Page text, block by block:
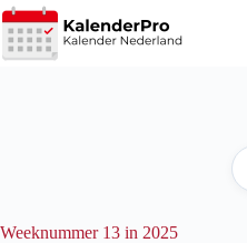
Ga
naar
de
Weeknummer 13 in 2025